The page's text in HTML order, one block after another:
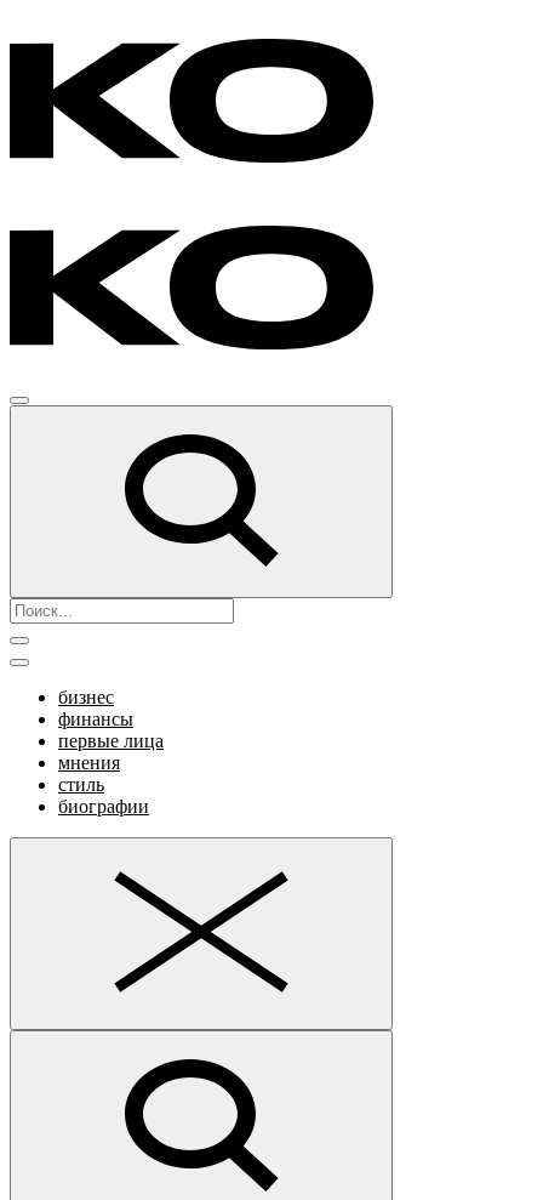
бизнес
финансы
первые лица
мнения
стиль
биографии